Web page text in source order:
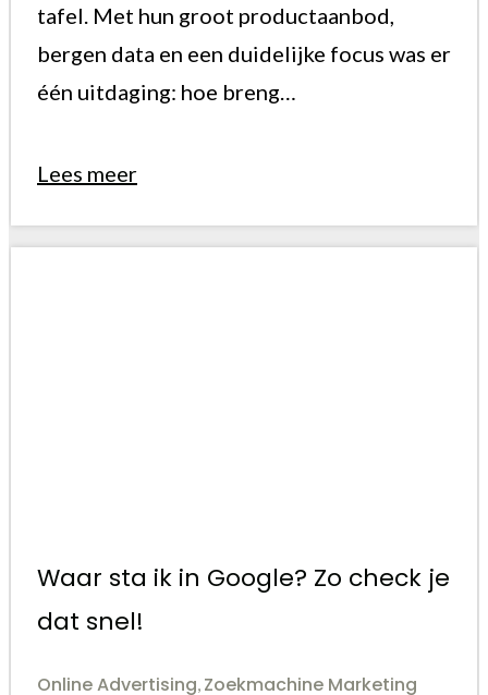
tafel. Met hun groot productaanbod,
bergen data en een duidelijke focus was er
één uitdaging: hoe breng…
Lees meer
Waar sta ik in Google? Zo check je
dat snel!
Online Advertising, Zoekmachine Marketing